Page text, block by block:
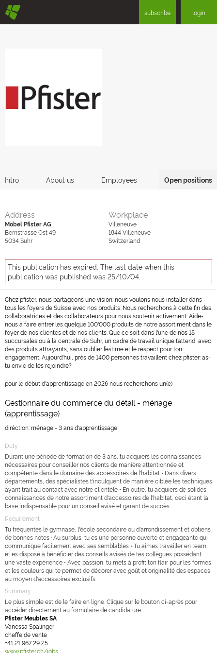
§ subscribe login
Intro About us Employees Open positions
Address
Möbel Pfister AG
Bernstrasse Ost 49
5034Suhr
Workplace
Villeneuve
1844Villeneuve
Switzerland
This publication has expired. The last date when this
publication was published was 25/10/04.
Chez pfister, nous partageons une vision: nous voulons nous installer dans
tous les foyers de Suisse avec nos produits. Nous recherchons à cette fin des
collaboratrices et des collaborateurs pour nous soutenir activement. Aide-
nous à faire entrer les quelque 100'000 produits de notre assortiment dans le
foyer de nos clientes et de nos clients. Que ce soit dans l'une de nos 18
succursales ou à la centrale de Suhr, un cadre de travail unique t’attend, avec
des produits attrayants, sans oublier l’estime et le respect pour ton
engagement. Aujourd'hui, près de 1400 personnes travaillent chez pfister: as-
tu envie de les rejoindre?
pour le début d'apprentissage en 2026 nous recherchons un(e)
Gestionnaire du commerce du détail - ménage
(apprentissage)
diréction: ménage - 3 ans d'apprentissage
Duty
Durant une période de formation de 3 ans, tu acquiers les connaissances
nécessaires pour conseiller nos clients de manière attentionnée et
compétente dans le domaine des accessoires de l'habitat • Dans divers
départements, des spécialistes t'inculquent de manière ciblée les techniques
ayant trait au contact avec notre clientèle • En outre, tu acquiers de solides
connaissances de notre assortiment d'accessoires de l'habitat, ceci étant la
base indispensable pour un conseil avisé et garant de succès
Requirement
Tu fréquentes le gymnase, l'école secondaire ou d'arrondissement et obtiens
de bonnes notes · Au surplus, tu es une personne ouverte et engageante qui
communique facilement avec ses semblables • Tu aimes travailler en team
et es disposé à bénéficier des conseils avisés de tes collègues possédant
une vaste expérience • Avec passion, tu mets à profit ton flair pour les formes
et les couleurs qui te permet de décorer avec goût et originalité des espaces
au moyen d'accessoires exclusifs.
Summary
Le plus simple est de le faire en ligne. Clique sur le bouton ci-après pour
accéder directement au formulaire de candidature.
Pfister Meubles SA
Vanessa Spalinger
cheffe de vente
+41 21 967 29 25
www.pfister.ch/jobs